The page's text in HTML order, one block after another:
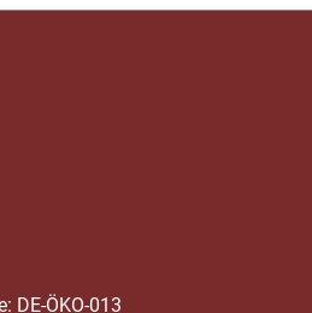
DE-ÖKO-013